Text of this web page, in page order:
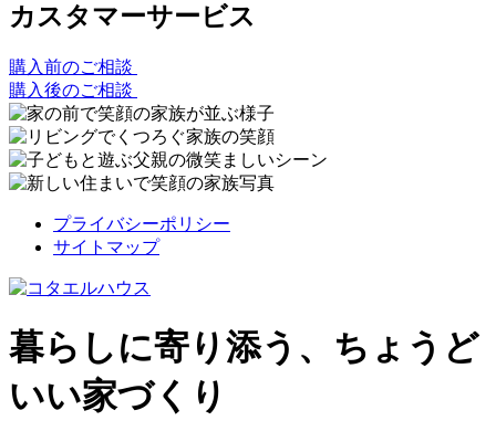
カスタマーサービス
購入前のご相談
購入後のご相談
プライバシーポリシー
サイトマップ
暮らしに寄り添う、ちょうど
いい家づくり